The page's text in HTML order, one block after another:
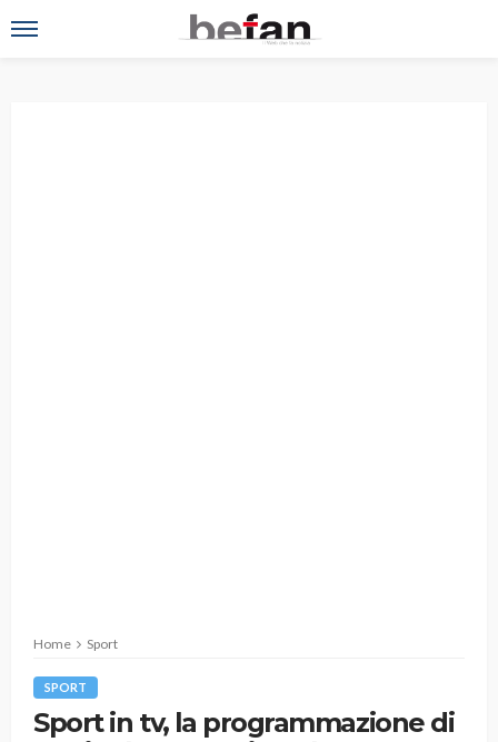
Home Sport
SPORT
Sport in tv, la programmazione di